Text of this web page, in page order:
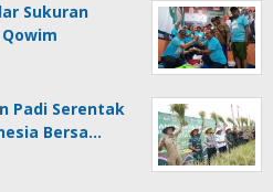
Sukuran
Padi Serentak
Bersa…